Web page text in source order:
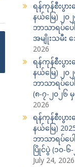
ရန်ကုန်စီးပွာ
နယ်မြေ) ၂၀
ဘာသာရပ်ပေ
အမျိုးသမီး
2026
ရန်ကုန်စီးပွာ
နယ်မြေ) ၂၀
ဘာသာရပ်ပ
(၈-၇-၂၀၂၆
2026
ရန်ကုန်စီးပွာ
နယ်မြေ)
ဘာသာရပ်ပေ
ပြိုင်ပွဲ (၁၀-
July 24, 2026